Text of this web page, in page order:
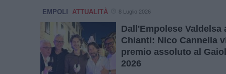
EMPOLI ATTUALITÀ 8 Luglio 2026
Dall'Empolese Valdelsa
Chianti: Nico Cannella
premio assoluto al
2026